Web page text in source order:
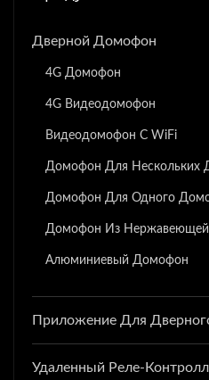
Дверной Домофон
4G Домофон
4G Видеодомофон
Видеодомофон С WiFi
Домофон Для Нескольких
Домофон Для Одного
Домофон Из Нержавеющей
Алюминиевый Домофон
Приложение Для
Удаленный Реле-